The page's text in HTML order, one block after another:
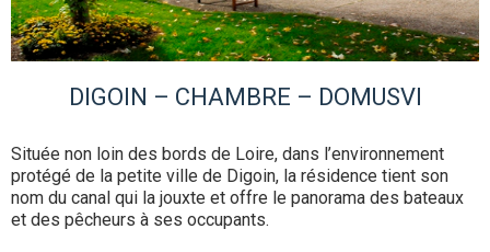
DIGOIN – CHAMBRE – DOMUSVI
Située non loin des bords de Loire, dans l’environnement
protégé de la petite ville de Digoin, la résidence tient son
nom du canal qui la jouxte et offre le panorama des bateaux
et des pêcheurs à ses occupants.